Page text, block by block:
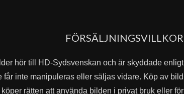
FÖRSÄLJNINGSVILLKOR
hör till HD-Sydsvenskan och är skyddade enligt
får inte manipuleras eller säljas vidare. Köp av bild
rätten att använda bilden i privat bruk eller för